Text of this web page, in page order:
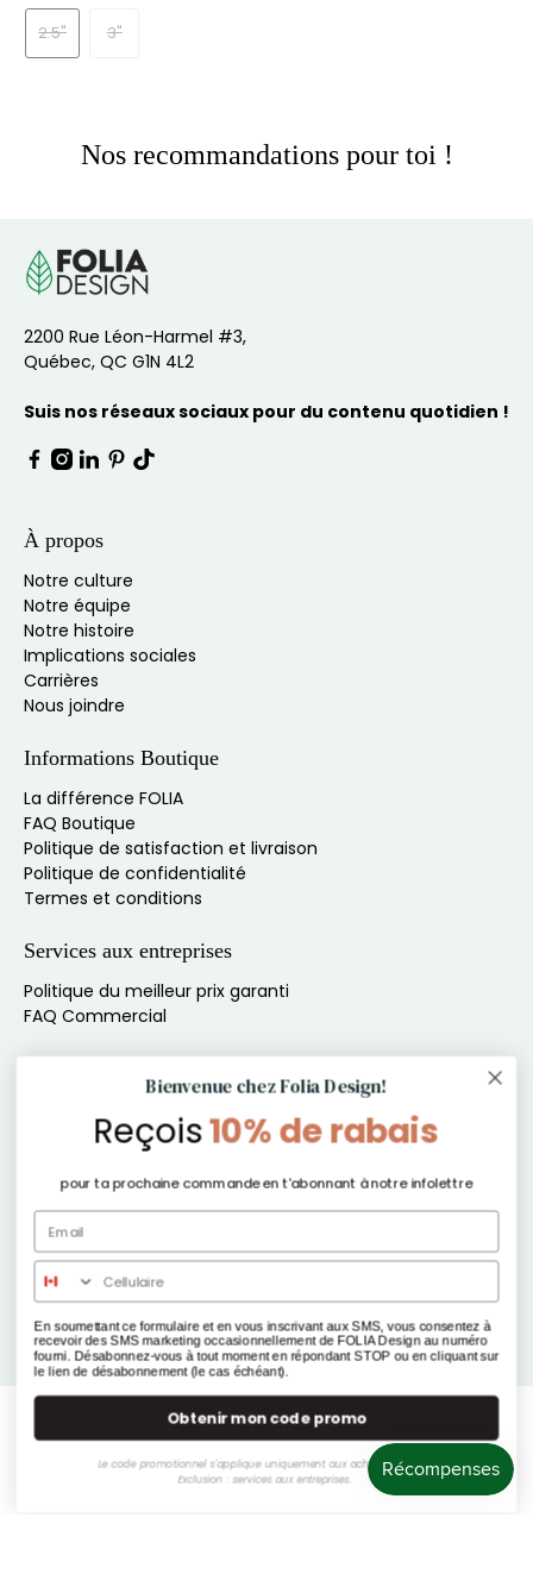
2.5" 3"
Nos recommandations pour toi !
2200 Rue Léon-Harmel #3,
Québec, QC G1N 4L2
Suis nos réseaux sociaux pour du contenu quotidien !
À propos
Notre culture
Notre équipe
Notre histoire
Implications sociales
Carrières
Nous joindre
Informations Boutique
La différence FOLIA
FAQ Boutique
Politique de satisfaction et livraison
Politique de confidentialité
Termes et conditions
Services aux entreprises
Politique du meilleur prix garanti
FAQ Commercial
Ne manque rien de nos offres, produits et autres
exclusivités !
E-mail*
© 2026Folia Design.
Reçois10% de rabais
recevoir des SMS marketing occasionnellement de FOLIA Design au numéro
fourni. Désabonnez-vous à tout moment en répondant STOP ou en cliquant sur
le lien de désabonnement (le cas échéant).
Obtenir mon code promo
Le code promotionnel s'applique uniquement aux achats boutique.
Exclusion : services aux entreprises.